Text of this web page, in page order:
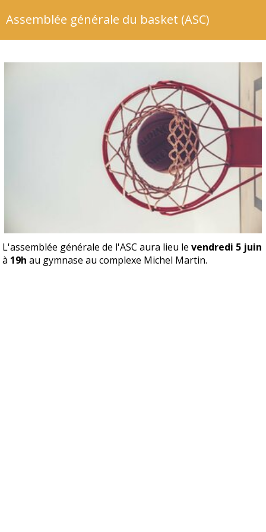
Assemblée générale du basket (ASC)
L'assemblée générale de l'ASC aura lieu levendredi 5 juin
à 19h au gymnase au complexe Michel Martin.